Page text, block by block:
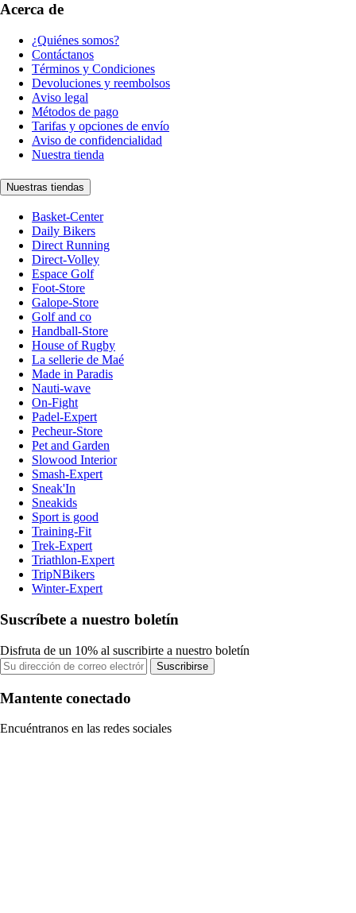
Acerca de
¿Quiénes somos?
Contáctanos
Términos y Condiciones
Devoluciones y reembolsos
Aviso legal
Métodos de pago
Tarifas y opciones de envío
Aviso de confidencialidad
Nuestra tienda
Nuestras tiendas
Basket-Center
Daily Bikers
Direct Running
Direct-Volley
Espace Golf
Foot-Store
Galope-Store
Golf and co
Handball-Store
House of Rugby
La sellerie de Maé
Made in Paradis
Nauti-wave
On-Fight
Padel-Expert
Pecheur-Store
Pet and Garden
Slowood Interior
Smash-Expert
Sneak'In
Sneakids
Sport is good
Training-Fit
Trek-Expert
Triathlon-Expert
TripNBikers
Winter-Expert
Suscríbete a nuestro boletín
Disfruta de un 10% al suscribirte a nuestro boletín
Suscribirse
Mantente conectado
Encuéntranos en las redes sociales